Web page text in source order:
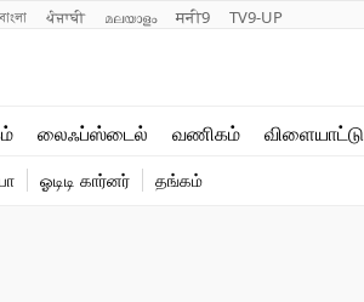
বাংলা ਪੰਜਾਬੀ മലയാളം मनी9 TV9-UP
லைஃப்ஸ்டைல் வணிகம் விளையாட்டு
வைரல்
ஓடிடி கார்னர் தங்கம்